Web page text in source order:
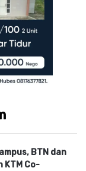
BTN dan
KTM Co-